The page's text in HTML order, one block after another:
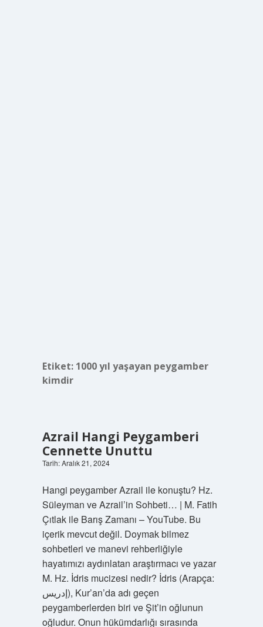
Etiket: 1000 yıl yaşayan peygamber
kimdir
Azrail Hangi Peygamberi
Cennette Unuttu
Tarih: Aralık 21, 2024
Hangi peygamber Azrail ile konuştu? Hz.
Süleyman ve Azrail’in Sohbeti… | M. Fatih
Çıtlak ile Barış Zamanı – YouTube. Bu
içerik mevcut değil. Doymak bilmez
sohbetleri ve manevi rehberliğiyle
hayatımızı aydınlatan araştırmacı ve yazar
M. Hz. İdris mucizesi nedir? İdris (Arapça:
إدريس), Kur’an’da adı geçen
peygamberlerden biri ve Şit’in oğlunun
oğludur. Onun hükümdarlığı sırasında